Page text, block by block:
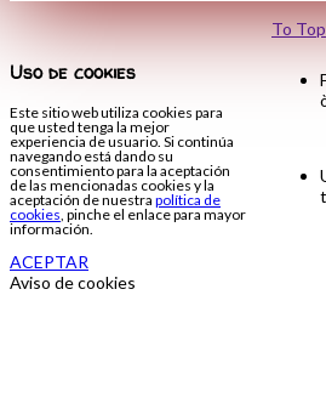
To Top
Uso de cookies
Este sitio web utiliza cookies para
que usted tenga la mejor
experiencia de usuario. Si continúa
navegando está dando su
consentimiento para la aceptación
de las mencionadas cookies y la
aceptación de nuestra política de
cookies, pinche el enlace para mayor
información.
ACEPTAR
Aviso de cookies